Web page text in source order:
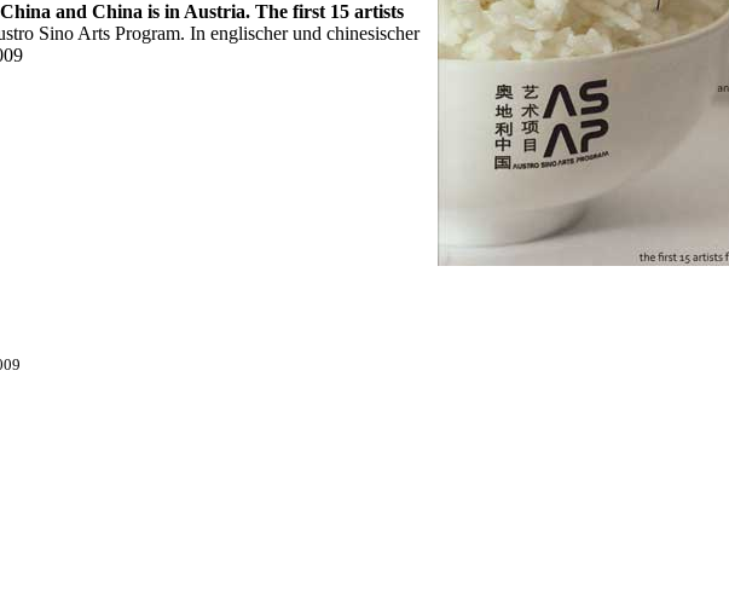
and China is in Austria. The first 15 artists
Sino Arts Program. In englischer und chinesischer